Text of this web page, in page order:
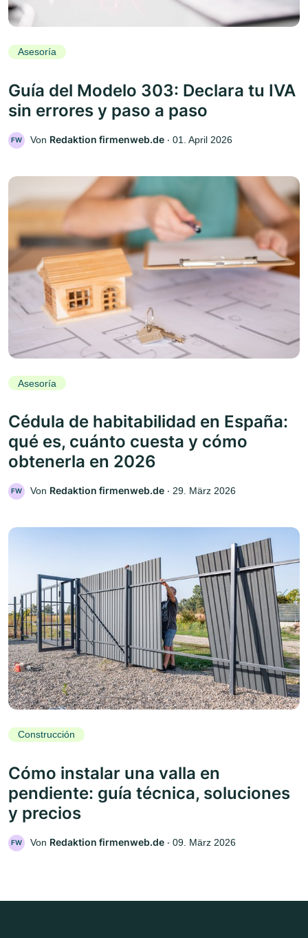
Asesoría
Guía del Modelo 303: Declara tu IVA
sin errores y paso a paso
FW Von Redaktion firmenweb.de ‧ 01. April 2026
Asesoría
Cédula de habitabilidad en España:
qué es, cuánto cuesta y cómo
obtenerla en 2026
FW Von Redaktion firmenweb.de ‧ 29. März 2026
Construcción
Cómo instalar una valla en
pendiente: guía técnica, soluciones
y precios
FW Von Redaktion firmenweb.de ‧ 09. März 2026